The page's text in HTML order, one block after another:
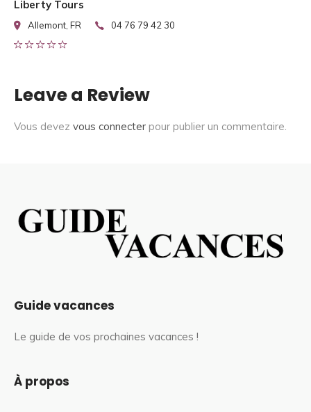
Liberty Tours
Allemont, FR 04 76 79 42 30
Leave a Review
Vous devez vous connecter pour publier un commentaire.
Guide vacances
Le guide de vos prochaines vacances !
À propos